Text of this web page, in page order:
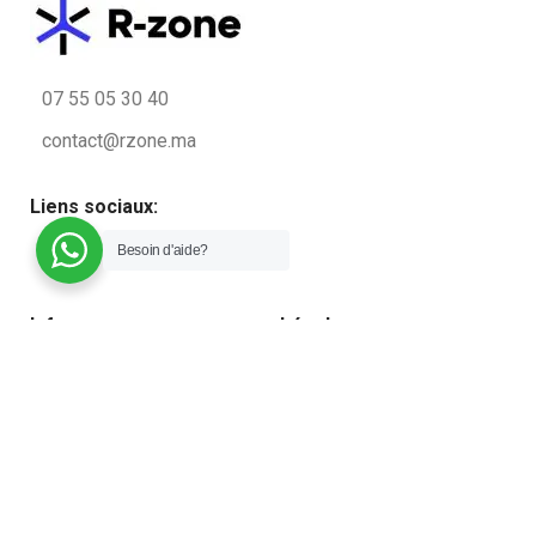
07 55 05 30 40
contact@rzone.ma
Liens sociaux:
Infos Légal
Besoin d'aide?